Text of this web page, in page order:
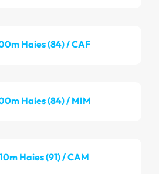
Haies (84) / CAF
Haies (84) / MIM
Haies (91) / CAM